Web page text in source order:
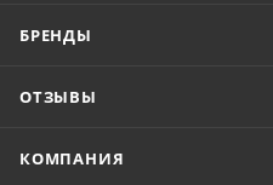
БРЕНДЫ
ОТЗЫВЫ
КОМПАНИЯ